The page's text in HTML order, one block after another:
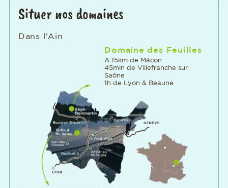
Situer nos domaines
Dans l'Ain
Domaine des Feuilles
A 15km de Mâcon
45min de Villefranche sur
Saône
1h de Lyon & Beaune